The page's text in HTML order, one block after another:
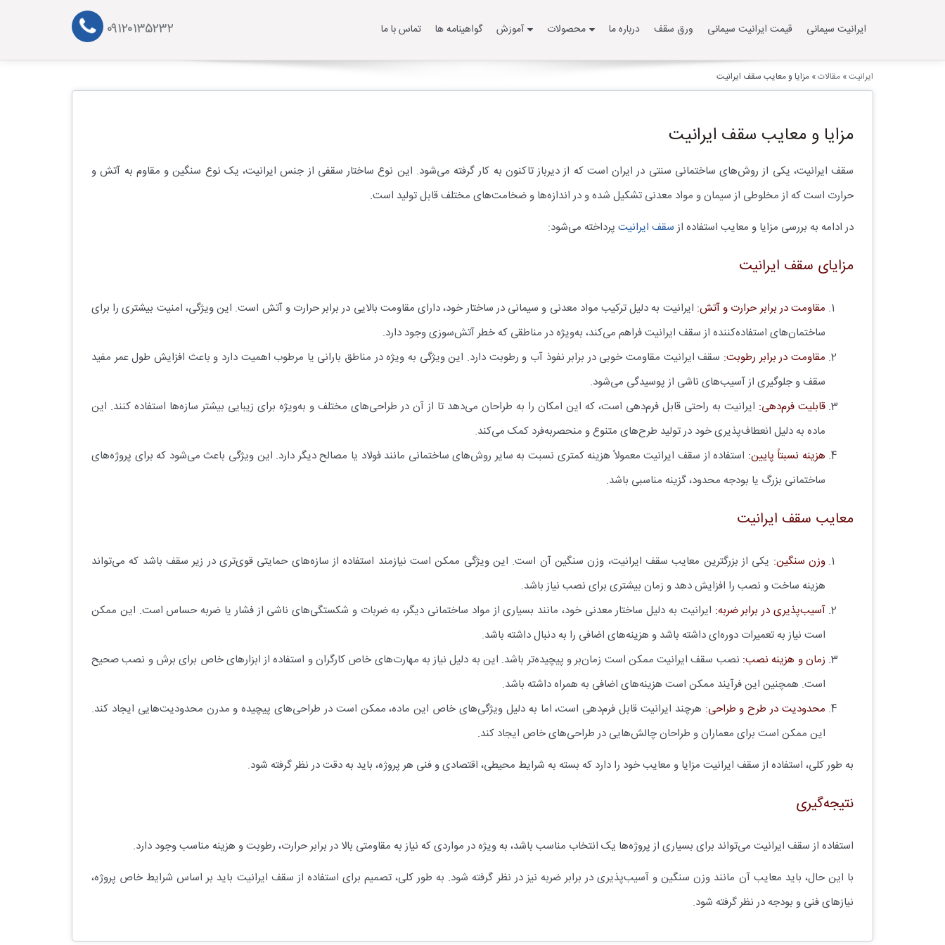
ایرانیت سیمانی قیمت ایرانیت سیمانی ورق سقف درباره ما محصولات آموزش گواهینامه ها تماس با ما ۰۹۱۲۰۱۳۵۲۳۲
ایرانیت» مقالات» مزایا و معایب سقف ایرانیت
مزایا و معایب سقف ایرانیت
سقف ایرانیت، یکی از روش‌های ساختمانی سنتی در ایران است که از دیرباز تاکنون به کار گرفته می‌شود. این نوع ساختار سقفی از جنس ایرانیت، یک نوع سنگین و مقاوم به آتش و
حرارت است که از مخلوطی از سیمان و مواد معدنی تشکیل شده و در اندازه‌ها و ضخامت‌های مختلف قابل تولید است.
در ادامه به بررسی مزایا و معایب استفاده ازسقف ایرانیت پرداخته می‌شود:
مزایای سقف ایرانیت
مقاومت در برابر حرارت و آتش: ایرانیت به دلیل ترکیب مواد معدنی و سیمانی در ساختار خود، دارای مقاومت بالایی در برابر حرارت و آتش است. این ویژگی، امنیت بیشتری را برای
ساختمان‌های استفاده‌کننده از سقف ایرانیت فراهم می‌کند، به‌ویژه در مناطقی که خطر آتش‌سوزی وجود دارد.
مقاومت در برابر رطوبت: سقف ایرانیت مقاومت خوبی در برابر نفوذ آب و رطوبت دارد. این ویژگی به ویژه در مناطق بارانی یا مرطوب اهمیت دارد و باعث افزایش طول عمر مفید
سقف و جلوگیری از آسیب‌های ناشی از پوسیدگی می‌شود.
قابلیت فرم‌دهی: ایرانیت به راحتی قابل فرم‌دهی است، که این امکان را به طراحان می‌دهد تا از آن در طراحی‌های مختلف و به‌ویژه برای زیبایی بیشتر سازه‌ها استفاده کنند. این
ماده به دلیل انعطاف‌پذیری خود در تولید طرح‌های متنوع و منحصربه‌فرد کمک می‌کند.
هزینه نسبتاً پایین: استفاده از سقف ایرانیت معمولاً هزینه کمتری نسبت به سایر روش‌های ساختمانی مانند فولاد یا مصالح دیگر دارد. این ویژگی باعث می‌شود که برای پروژه‌های
ساختمانی بزرگ یا بودجه محدود، گزینه مناسبی باشد.
معایب سقف ایرانیت
وزن سنگین: یکی از بزرگترین معایب سقف ایرانیت، وزن سنگین آن است. این ویژگی ممکن است نیازمند استفاده از سازه‌های حمایتی قوی‌تری در زیر سقف باشد که می‌تواند
هزینه ساخت و نصب را افزایش دهد و زمان بیشتری برای نصب نیاز باشد.
آسیب‌پذیری در برابر ضربه: ایرانیت به دلیل ساختار معدنی خود، مانند بسیاری از مواد ساختمانی دیگر، به ضربات و شکستگی‌های ناشی از فشار یا ضربه حساس است. این ممکن
است نیاز به تعمیرات دوره‌ای داشته باشد و هزینه‌های اضافی را به دنبال داشته باشد.
زمان و هزینه نصب: نصب سقف ایرانیت ممکن است زمان‌بر و پیچیده‌تر باشد. این به دلیل نیاز به مهارت‌های خاص کارگران و استفاده از ابزارهای خاص برای برش و نصب صحیح
است. همچنین این فرآیند ممکن است هزینه‌های اضافی به همراه داشته باشد.
محدودیت در طرح و طراحی: هرچند ایرانیت قابل فرم‌دهی است، اما به دلیل ویژگی‌های خاص این ماده، ممکن است در طراحی‌های پیچیده و مدرن محدودیت‌هایی ایجاد کند.
این ممکن است برای معماران و طراحان چالش‌هایی در طراحی‌های خاص ایجاد کند.
به طور کلی، استفاده از سقف ایرانیت مزایا و معایب خود را دارد که بسته به شرایط محیطی، اقتصادی و فنی هر پروژه، باید به دقت در نظر گرفته شود.
نتیجه‌گیری
استفاده از سقف ایرانیت می‌تواند برای بسیاری از پروژه‌ها یک انتخاب مناسب باشد، به ویژه در مواردی که نیاز به مقاومتی بالا در برابر حرارت، رطوبت و هزینه مناسب وجود دارد.
با این حال، باید معایب آن مانند وزن سنگین و آسیب‌پذیری در برابر ضربه نیز در نظر گرفته شود. به طور کلی، تصمیم برای استفاده از سقف ایرانیت باید بر اساس شرایط خاص پروژه،
نیازهای فنی و بودجه در نظر گرفته شود.